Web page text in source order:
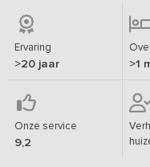
Ervaring
>20 jaar >1
Onze service
9,2